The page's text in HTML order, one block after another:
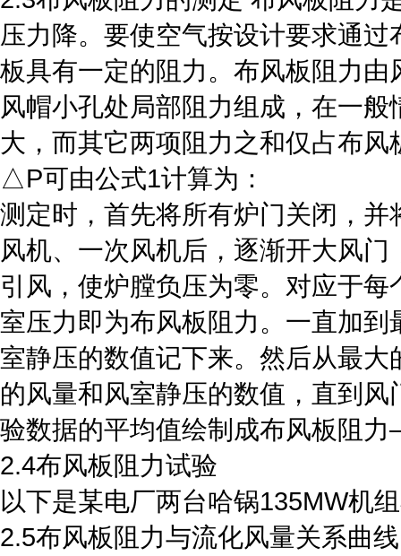
压力降。要使空气按设计要求通
板具有一定的阻力。布风板阻力
风帽小孔处局部阻力组成，在一
大，而其它两项阻力之和仅占布
△Ρ可由公式1计算为：
测定时，首先将所有炉门关闭，
风机、一次风机后，逐渐开大风
引风，使炉膛负压为零。对应于
室压力即为布风板阻力。一直加
室静压的数值记下来。然后从最
的风量和风室静压的数值，直到
验数据的平均值绘制成布风板阻
2.4布风板阻力试验
以下是某电厂两台哈锅135MW机
2.5布风板阻力与流化风量关系曲线